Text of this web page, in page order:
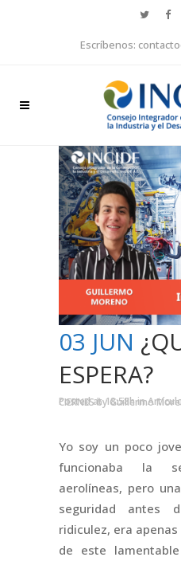
Escríbenos:
03 JUN
ESPERA?
Posted at 18:58hin
INDUSTRIAL EN CIERNESbyGuillermo
Yo soy un poco
funcionaba la
aerolíneas, pero
seguridad antes
ridiculez, era
de este